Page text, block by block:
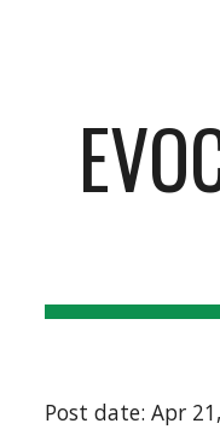
Post date: Apr